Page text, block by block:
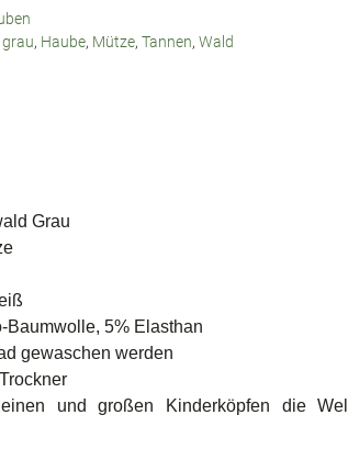
grau, Haube, Mütze, Tannen, Wald
Grau
Baumwolle, 5% Elasthan
gewaschen werden
und großen Kinderköpfen die